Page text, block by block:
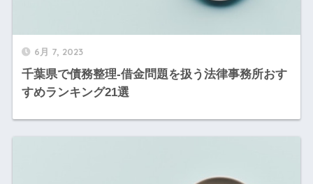
6月 7, 2023
千葉県で債務整理-借金問題を扱う法律事務所おす
すめランキング21選